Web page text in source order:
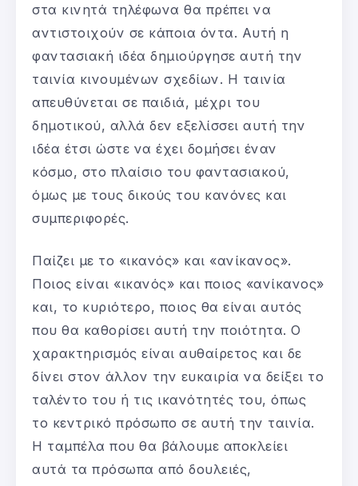
στα κινητά τηλέφωνα θα πρέπει να
αντιστοιχούν σε κάποια όντα. Αυτή η
φαντασιακή ιδέα δημιούργησε αυτή την
ταινία κινουμένων σχεδίων. Η ταινία
απευθύνεται σε παιδιά, μέχρι του
δημοτικού, αλλά δεν εξελίσσει αυτή την
ιδέα έτσι ώστε να έχει δομήσει έναν
κόσμο, στο πλαίσιο του φαντασιακού,
όμως με τους δικούς του κανόνες και
συμπεριφορές.
Παίζει με το «ικανός» και «ανίκανος».
Ποιος είναι «ικανός» και ποιος «ανίκανος»
και, το κυριότερο, ποιος θα είναι αυτός
που θα καθορίσει αυτή την ποιότητα. Ο
χαρακτηρισμός είναι αυθαίρετος και δε
δίνει στον άλλον την ευκαιρία να δείξει το
ταλέντο του ή τις ικανότητές του, όπως
το κεντρικό πρόσωπο σε αυτή την ταινία.
Η ταμπέλα που θα βάλουμε αποκλείει
αυτά τα πρόσωπα από δουλειές,